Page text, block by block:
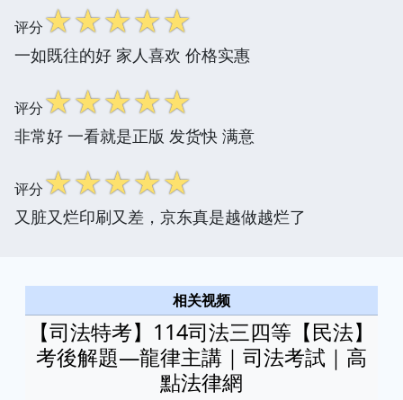
评分☆☆☆☆☆
一如既往的好 家人喜欢 价格实惠
评分☆☆☆☆☆
非常好 一看就是正版 发货快 满意
评分☆☆☆☆☆
又脏又烂印刷又差，京东真是越做越烂了
相关视频
【司法特考】114司法三四等【民法】
考後解題—龍律主講｜司法考試｜高
點法律網